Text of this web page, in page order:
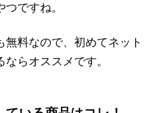
つですね。
無料なので、初めてネット
らオススメです。